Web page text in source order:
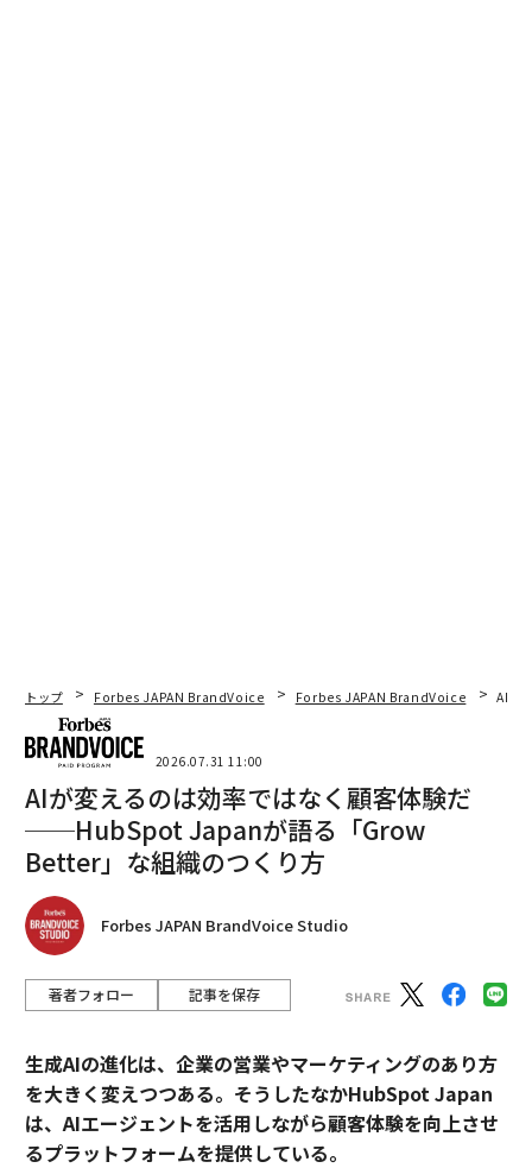
トップ Forbes JAPAN BrandVoice Forbes JAPAN BrandVoice AIが
2026.07.31 11:00
AIが変えるのは効率ではなく顧客体験だ
──HubSpot Japanが語る「Grow
Better」な組織のつくり方
Forbes JAPAN BrandVoice Studio
著者フォロー 記事を保存
生成AIの進化は、企業の営業やマーケティングのあり方
を大きく変えつつある。そうしたなかHubSpot Japan
は、AIエージェントを活用しながら顧客体験を向上させ
るプラットフォームを提供している。